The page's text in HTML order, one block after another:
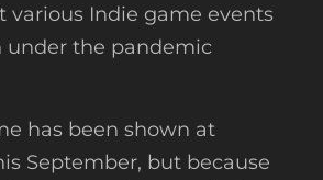
various Indie game events
under the pandemic
has been shown at
September, but because